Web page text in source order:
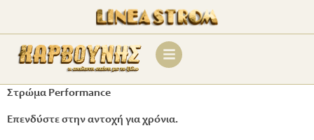
Στρώμα Performance
Επενδύστε στην αντοχή για χρόνια.